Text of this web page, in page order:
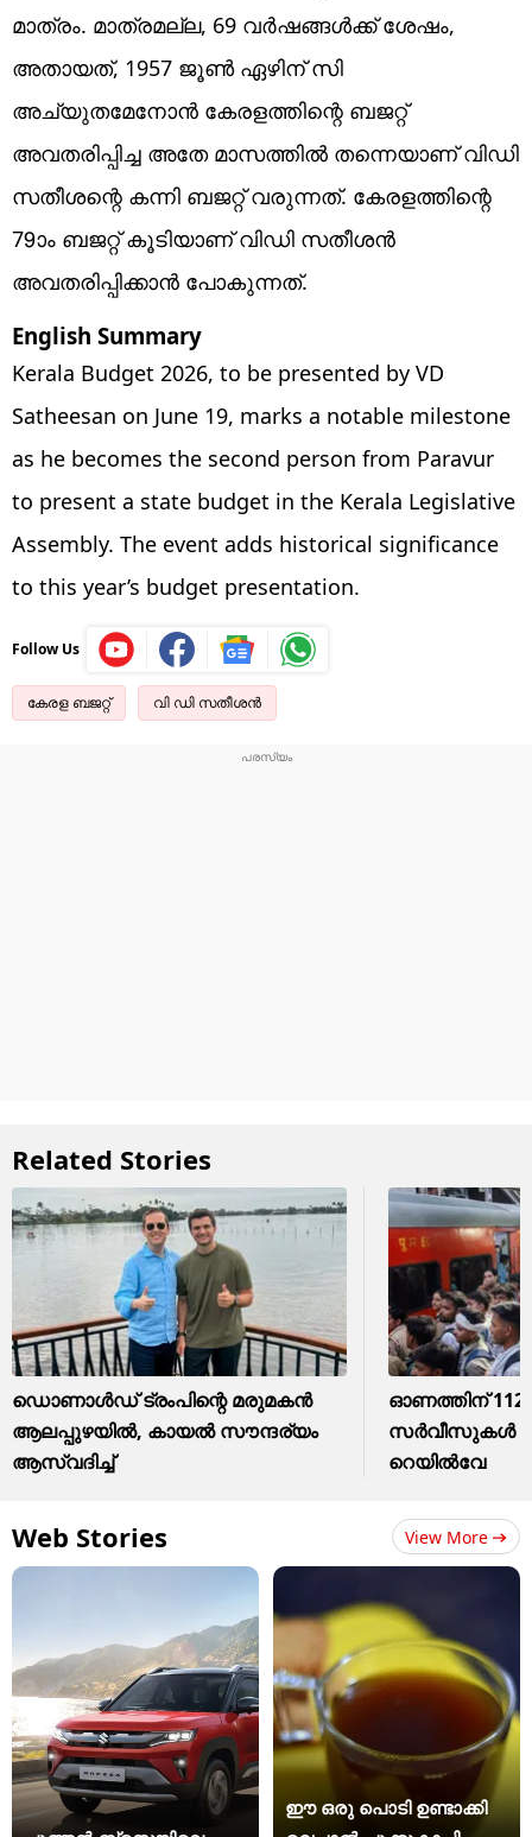
മാത്രം. മാത്രമല്ല, 69 വര്‍ഷങ്ങള്‍ക്ക് ശേഷം,
അതായത്, 1957 ജൂണ്‍ ഏഴിന് സി
അച്യുതമേനോന്‍ കേരളത്തിന്റെ ബജറ്റ്
അവതരിപ്പിച്ച അതേ മാസത്തില്‍ തന്നെയാണ് വിഡി
സതീശന്റെ കന്നി ബജറ്റ് വരുന്നത്. കേരളത്തിന്റെ
79ാം ബജറ്റ് കൂടിയാണ് വിഡി സതീശന്‍
അവതരിപ്പിക്കാന്‍ പോകുന്നത്.
English Summary
Kerala Budget 2026, to be presented by VD
Satheesan on June 19, marks a notable milestone
as he becomes the second person from Paravur
to present a state budget in the Kerala Legislative
Assembly. The event adds historical significance
to this year’s budget presentation.
Follow Us
കേരള ബജറ്റ് വി ഡി സതീശൻ
Related Stories
ഡൊണാൾ‍ഡ് ട്രംപിന്റെ മരുമകൻ
ആലപ്പുഴയിൽ, കായൽ സൗന്ദര്യം
ആസ്വദിച്ച്
ഓണത്തിന്
സർവീസുകൾ
റെയിൽവേ
Web Stories View More
ഈ ഒരു പൊടി ഉണ്ടാക്കി